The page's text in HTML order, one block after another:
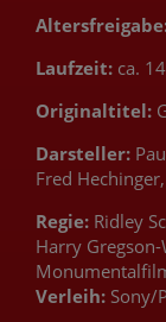
Laufzeit: ca.
Originaltitel:
Darsteller:
Fred
Regie: Ridley
Harry
Verleih: Sony/